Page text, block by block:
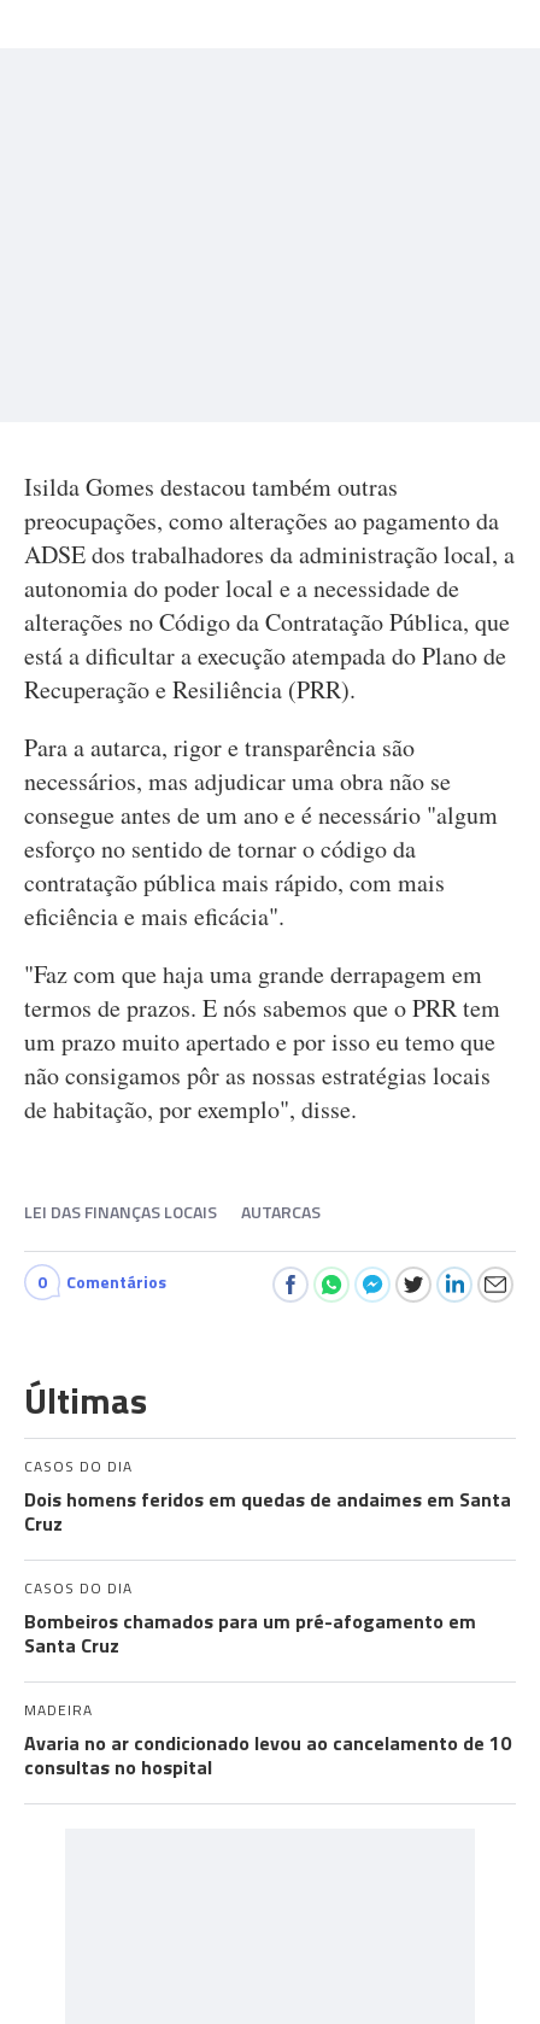
Isilda Gomes destacou também outras
preocupações, como alterações ao pagamento da
ADSE dos trabalhadores da administração local, a
autonomia do poder local e a necessidade de
alterações no Código da Contratação Pública, que
está a dificultar a execução atempada do Plano de
Recuperação e Resiliência (PRR).
Para a autarca, rigor e transparência são
necessários, mas adjudicar uma obra não se
consegue antes de um ano e é necessário "algum
esforço no sentido de tornar o código da
contratação pública mais rápido, com mais
eficiência e mais eficácia".
"Faz com que haja uma grande derrapagem em
termos de prazos. E nós sabemos que o PRR tem
um prazo muito apertado e por isso eu temo que
não consigamos pôr as nossas estratégias locais
de habitação, por exemplo", disse.
LEI DAS FINANÇAS LOCAIS AUTARCAS
0 Comentários
Últimas
CASOS DO DIA
Dois homens feridos em quedas de andaimes em Santa
Cruz
CASOS DO DIA
Bombeiros chamados para um pré-afogamento em
Santa Cruz
MADEIRA
Avaria no ar condicionado levou ao cancelamento de 10
consultas no hospital